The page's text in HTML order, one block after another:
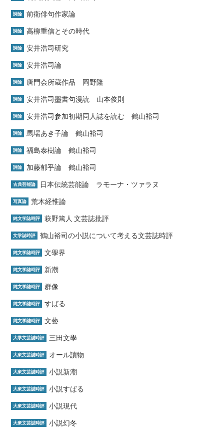
詩論 前衛俳句作家論
詩論 高柳重信とその時代
詩論 安井浩司研究
詩論 安井浩司論
詩論 唐門会所蔵作品 岡野隆
詩論 安井浩司墨書句漫読 山本俊則
詩論 安井浩司参加初期同人誌を読む 鶴山裕司
詩論 馬場あき子論 鶴山裕司
詩論 福島泰樹論 鶴山裕司
詩論 加藤郁乎論 鶴山裕司
古典芸能論 日本伝統芸能論 ラモーナ・ツァラヌ
写真論 荒木経惟論
純文学誌時評 萩野篤人 文芸誌批評
文学誌時評 鶴山裕司の小説について考える文芸誌時評
純文学誌時評 文學界
純文学誌時評 新潮
純文学誌時評 群像
純文学誌時評 すばる
純文学誌時評 文藝
大学文芸誌時評 三田文學
大衆文芸誌時評 オール讀物
大衆文芸誌時評 小説新潮
大衆文芸誌時評 小説すばる
大衆文芸誌時評 小説現代
大衆文芸誌時評 小説幻冬